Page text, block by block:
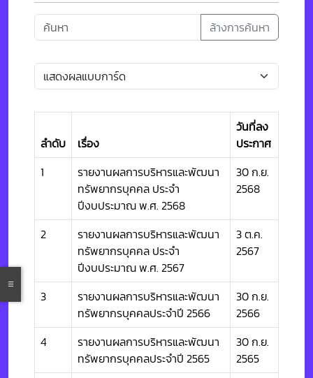
ล้างการค้นหา
ลำดับ เรื่อง
วันที่ลง
ประกาศ
1
รายงานผลการบริหารและพัฒนา
ทรัพยากรบุคคล ประจำ
ปีงบประมาณ พ.ศ. 2568
30 ก.ย.
2568
2
รายงานผลการบริหารและพัฒนา
ทรัพยากรบุคคล ประจำ
ปีงบประมาณ พ.ศ. 2567
3 ต.ค.
2567
3
รายงานผลการบริหารและพัฒนา
ทรัพยากรบุคคลประจำปี 2566
30 ก.ย.
2566
4
รายงานผลการบริหารและพัฒนา
ทรัพยากรบุคคลประจำปี 2565
30 ก.ย.
2565